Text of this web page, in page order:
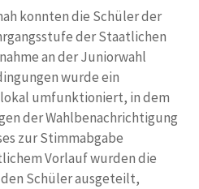
konnten die Schüler der
der Staatlichen
an der Juniorwahl
wurde ein
umfunktioniert, in dem
der Wahlbenachrichtigung
zur Stimmabgabe
Vorlauf wurden die
Schüler ausgeteilt,